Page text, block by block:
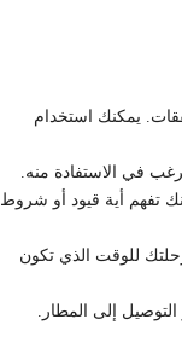
يمكنك استخدام
في الاستفادة منه.
تفهم أية قيود أو شروط
للوقت الذي تكون
إلى المطار.